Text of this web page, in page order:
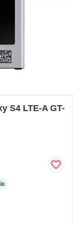
S4 LTE-A GT-